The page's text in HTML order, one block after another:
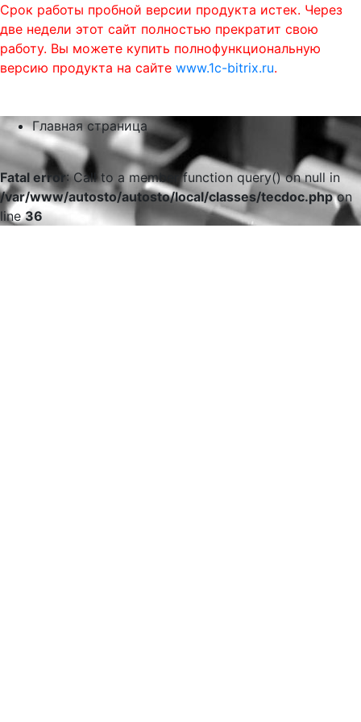
Срок работы пробной версии продукта истек. Через
две недели этот сайт полностью прекратит свою
работу. Вы можете купить полнофункциональную
версию продукта на сайте www.1c-bitrix.ru.
Главная страница
Fatal error: Call to a member function query() on null in
/var/www/autosto/autosto/local/classes/tecdoc.phpon
line36